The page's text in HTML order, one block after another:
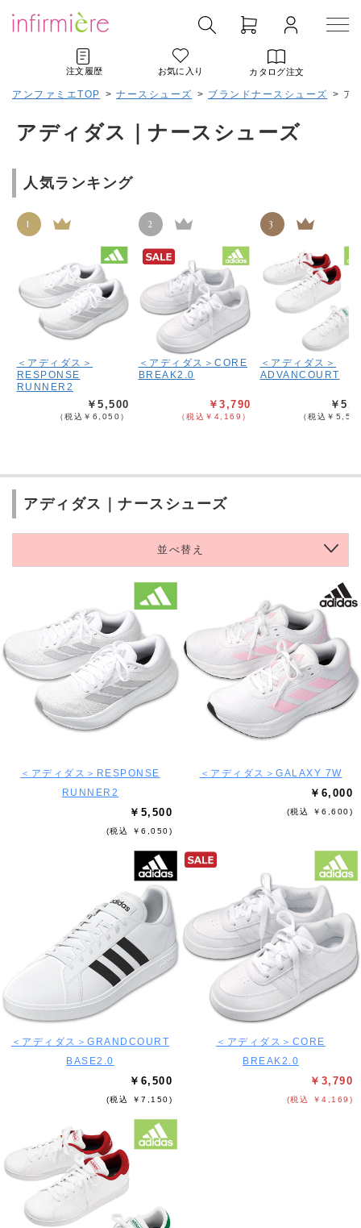
注文履歴 お気に入り カタログ注文
アンファミエTOP > ナースシューズ > ブランドナースシューズ > ア
アディダス｜ナースシューズ
人気ランキング
1
＜アディダス＞
RESPONSE
RUNNER2
￥5,500
（税込￥6,050）
2
＜アディダス＞CORE
BREAK2.0
￥3,790
（税込￥4,169）
3
＜アディダス＞
ADVANCOURT
￥
（税込￥
アディダス｜ナースシューズ
並べ替え
＜アディダス＞RESPONSE
RUNNER2
￥5,500
(税込 ￥6,050)
＜アディダス＞GALAXY 7W
￥6,000
(税込 ￥6,600)
＜アディダス＞GRANDCOURT
BASE2.0
￥6,500
(税込 ￥7,150)
＜アディダス＞CORE
BREAK2.0
￥3,790
(税込 ￥4,169)